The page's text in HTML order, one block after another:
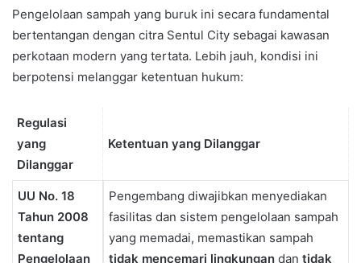
Pengelolaan sampah yang buruk ini secara fundamental
bertentangan dengan citra Sentul City sebagai kawasan
perkotaan modern yang tertata. Lebih jauh, kondisi ini
berpotensi melanggar ketentuan hukum:
Regulasi
yang
Dilanggar
Ketentuan yang Dilanggar
UU No. 18
Tahun 2008
tentang
Pengelolaan
Pengembang diwajibkan menyediakan
fasilitas dan sistem pengelolaan sampah
yang memadai, memastikan sampah
tidak mencemari lingkungan dan tidak